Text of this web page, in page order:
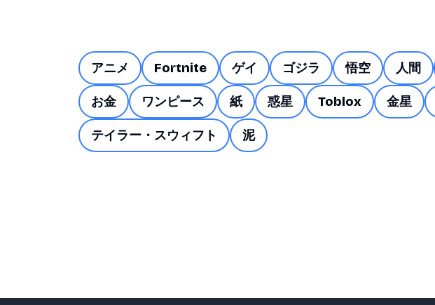
アニメ Fortnite ゲイ ゴジラ 悟空 人間
お金 ワンピース 紙 惑星 Toblox 金星
テイラー・スウィフト 泥